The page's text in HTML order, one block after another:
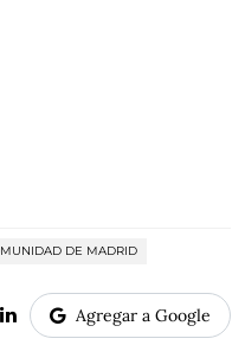
DE MADRID
Agregar a Google